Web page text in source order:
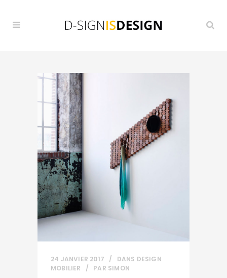
24 JANVIER 2017 DANS DESIGN
MOBILIER
PAR SIMON